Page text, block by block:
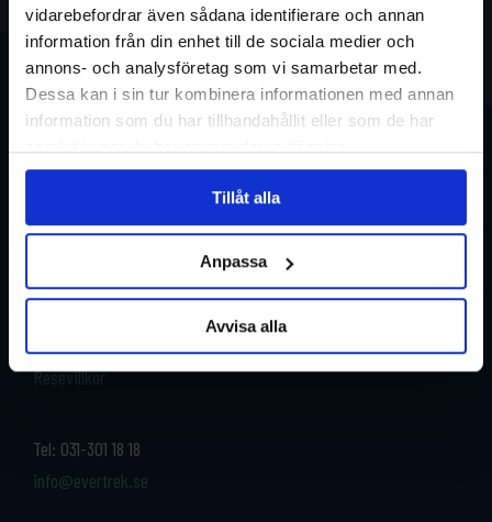
vidarebefordrar även sådana identifierare och annan
information från din enhet till de sociala medier och
annons- och analysföretag som vi samarbetar med.
Dessa kan i sin tur kombinera informationen med annan
information som du har tillhandahållit eller som de har
Tillåt alla
Anpassa
Avvisa alla
Tel: 031-301 18 18
info@evertrek.se
Restyper
Om oss
Resevillkor
Boka och res tryggt med
EverTrek
Grupp & Konferens
Kontakta oss